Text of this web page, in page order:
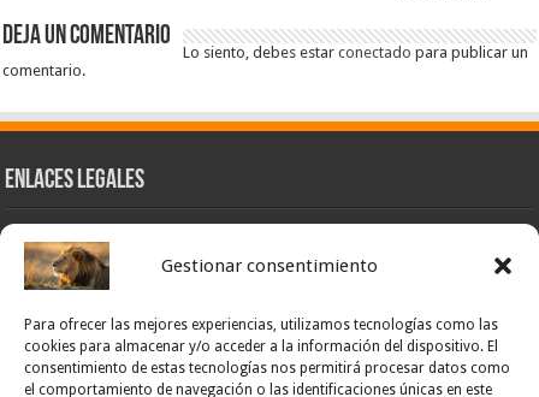
Gestionar consentimiento
Para ofrecer las mejores experiencias, utilizamos tecnologías como las
cookies para almacenar y/o acceder a la información del dispositivo. El
consentimiento de estas tecnologías nos permitirá procesar datos como
el comportamiento de navegación o las identificaciones únicas en este
Deja un comentario
Lo siento, debes estarconectado para publicar un
comentario.
Enlaces Legales
Nuestra Esencia
Pulso Global
POLÍTICA DE PRIVACIDAD – NOTICIAS PONCE OFICIAL
TÉRMINOS Y CONDICIONES – NOTICIAS PONCE OFICIAL